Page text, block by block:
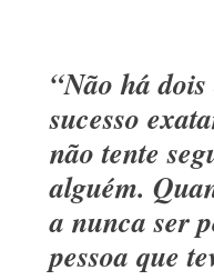
“Não há
sucesso
não tente
alguém.
a nunca ser
pessoa que